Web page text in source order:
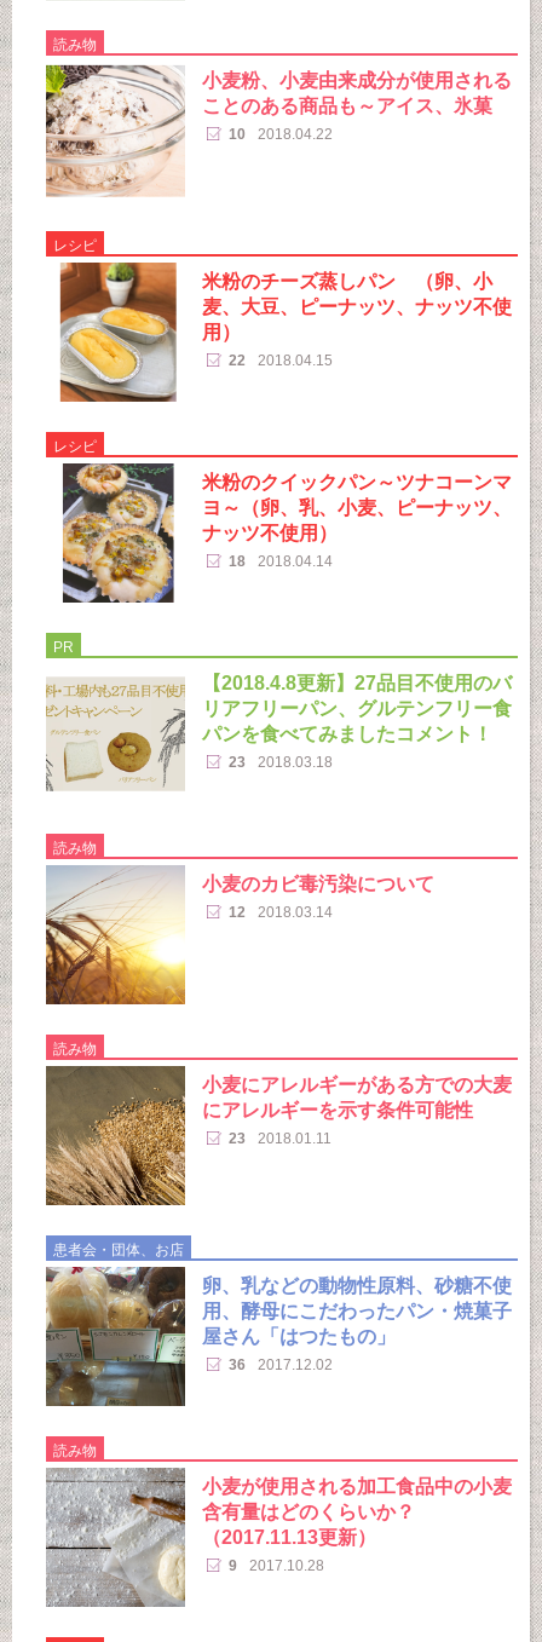
読み物
小麦粉、小麦由来成分が使用される
ことのある商品も～アイス、氷菓
10 2018.04.22
レシピ
米粉のチーズ蒸しパン （卵、小
麦、大豆、ピーナッツ、ナッツ不使
用）
22 2018.04.15
レシピ
米粉のクイックパン～ツナコーンマ
ヨ～（卵、乳、小麦、ピーナッツ、
ナッツ不使用）
18 2018.04.14
PR
【2018.4.8更新】27品目不使用のバ
リアフリーパン、グルテンフリー食
パンを食べてみましたコメント！
23 2018.03.18
読み物
小麦のカビ毒汚染について
12 2018.03.14
読み物
小麦にアレルギーがある方での大麦
にアレルギーを示す条件可能性
23 2018.01.11
患者会・団体、お店
卵、乳などの動物性原料、砂糖不使
用、酵母にこだわったパン・焼菓子
屋さん「はつたもの」
36 2017.12.02
読み物
小麦が使用される加工食品中の小麦
含有量はどのくらいか？
（2017.11.13更新）
9 2017.10.28